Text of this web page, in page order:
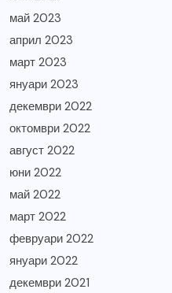
май 2023
април 2023
март 2023
януари 2023
декември 2022
октомври 2022
август 2022
юни 2022
май 2022
март 2022
февруари 2022
януари 2022
декември 2021